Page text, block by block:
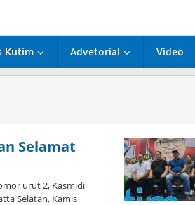
Kutim Advetorial Video
Selamat
urut 2, Kasmidi
Selatan, Kamis